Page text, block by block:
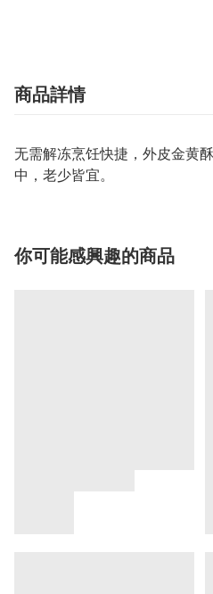
商品詳情
无需解冻烹饪快捷，外皮金黄
中，老少皆宜。
你可能感興趣的商品